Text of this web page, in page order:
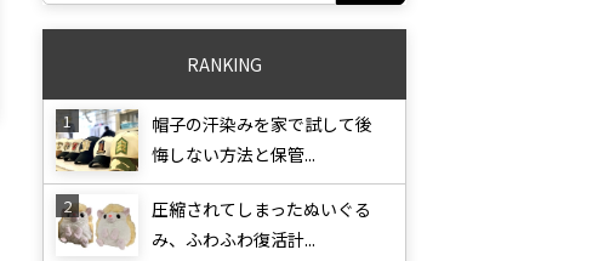
RANKING
帽子の汗染みを家で試して後
悔しない方法と保管...
圧縮されてしまったぬいぐる
み、ふわふわ復活計...